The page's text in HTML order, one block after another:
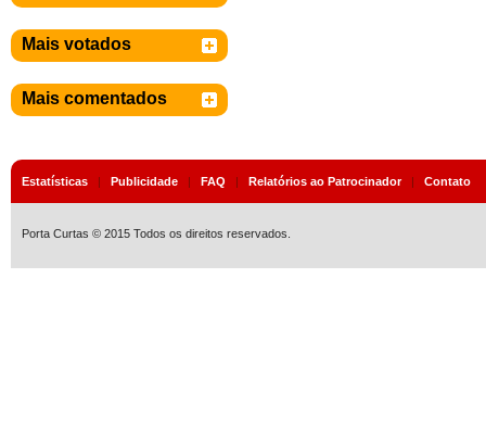
Mais votados
Mais comentados
Estatísticas | Publicidade | FAQ | Relatórios ao Patrocinador| Contato
Porta Curtas © 2015 Todos os direitos reservados.